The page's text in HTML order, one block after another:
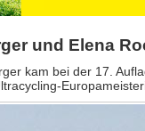
und Elena
kam bei der 17.